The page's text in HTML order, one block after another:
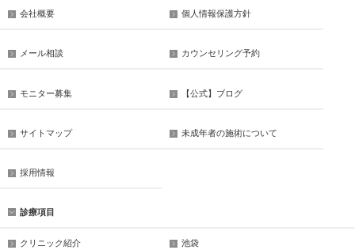
会社概要 個人情報保護方針
メール相談 カウンセリング予約
モニター募集 【公式】ブログ
サイトマップ 未成年者の施術について
採用情報
診療項目
クリニック紹介 池袋